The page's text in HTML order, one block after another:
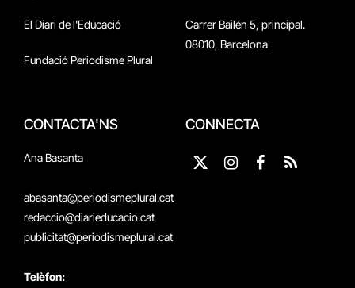
El Diari de l'Educació
Fundació Periodisme Plural
Carrer Bailén 5, principal.
08010, Barcelona
CONTACTA'NS
Ana Basanta
abasanta@periodismeplural.cat
redaccio@diarieducacio.cat
publicitat@periodismeplural.cat
Telèfon:
CONNECTA
X
InstagramFacebook
RSS